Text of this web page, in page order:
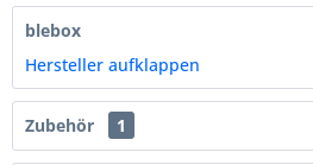
blebox
Hersteller aufklappen
Zubehör 1